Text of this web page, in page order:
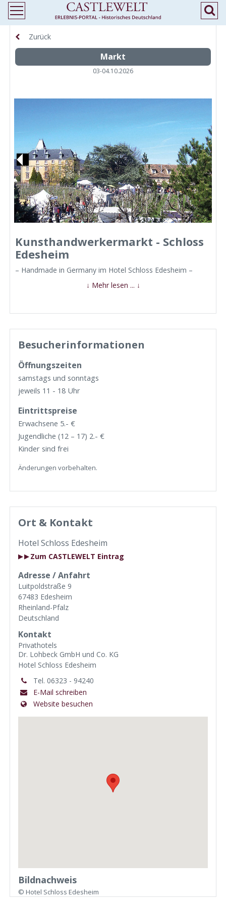
Zurück
Markt
03-04.10.2026
Previous
Kunsthandwerkermarkt - Schloss
Edesheim
– Handmade in Germany im Hotel Schloss Edesheim –
↓ Mehr lesen ... ↓
Besucherinformationen
Öffnungszeiten
samstags und sonntags
jeweils 11 - 18 Uhr
Eintrittspreise
Erwachsene 5.- €
Jugendliche (12 – 17) 2.- €
Kinder sind frei
Änderungen vorbehalten.
Ort & Kontakt
Hotel Schloss Edesheim
▶ Zum CASTLEWELT Eintrag
Adresse / Anfahrt
Luitpoldstraße 9
67483 Edesheim
Rheinland-Pfalz
Deutschland
Kontakt
Privathotels
Dr. Lohbeck GmbH und Co. KG
Hotel Schloss Edesheim
Tel. 06323 - 94240
E-Mail schreiben
Website besuchen
Bildnachweis
© Hotel Schloss Edesheim